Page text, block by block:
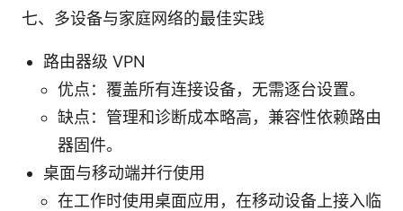
七、多设备与家庭网络的最佳实践
路由器级 VPN
优点：覆盖所有连接设备，无需逐台设置。
缺点：管理和诊断成本略高，兼容性依赖路由
器固件。
桌面与移动端并行使用
在工作时使用桌面应用，在移动设备上接入临